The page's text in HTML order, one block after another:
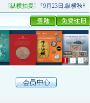
纵横拍卖]『9月23日.纵横秋季
1 2 3